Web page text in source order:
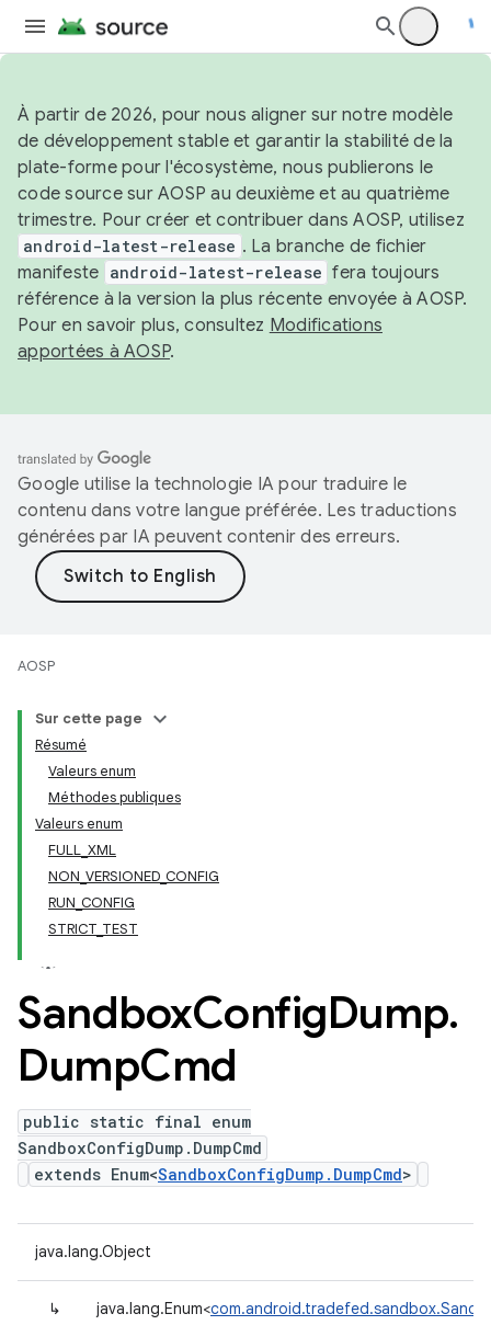
À partir de 2026, pour nous aligner sur notre modèle
de développement stable et garantir la stabilité de la
plate-forme pour l'écosystème, nous publierons le
code source sur AOSP au deuxième et au quatrième
trimestre. Pour créer et contribuer dans AOSP, utilisez
android-latest-release . La branche de fichier
manifeste android-latest-release fera toujours
référence à la version la plus récente envoyée à AOSP.
Pour en savoir plus, consultez Modifications
apportées à AOSP.
Google utilise la technologie IA pour traduire le
contenu dans votre langue préférée. Les traductions
générées par IA peuvent contenir des erreurs.
AOSP
Sur cette page
Résumé
Valeurs enum
Méthodes publiques
Valeurs enum
FULL_XML
NON_VERSIONED_CONFIG
RUN_CONFIG
STRICT_TEST
SandboxConfigDump.
DumpCmd
public static final enum
SandboxConfigDump.DumpCmd
extends Enum<SandboxConfigDump.DumpCmd>
java.lang.Object
↳ java.lang.Enum<